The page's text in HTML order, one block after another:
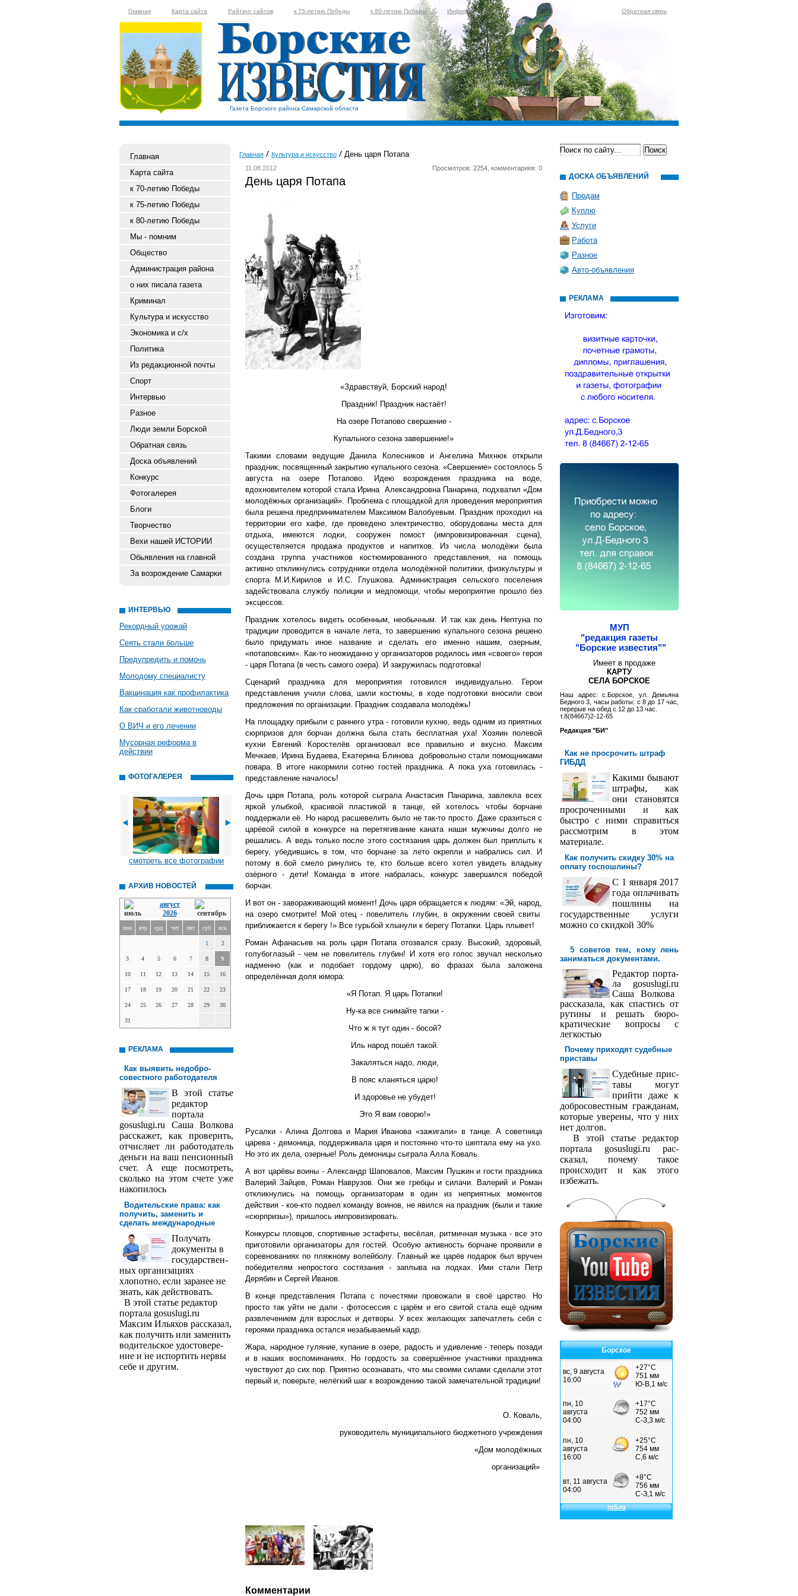
Главная Карта сайта Рейтинг сайтов к 75-летию Победы к 80-летию Победы Информер Обратная связь
Газета Борского района Самарской области
Главная
Карта сайта
к 70-летию Победы
к 75-летию Победы
к 80-летию Победы
Мы - помним
Общество
Администрация района
о них писала газета
Криминал
Культура и искусство
Экономика и с/х
Политика
Из редакционной почты
Спорт
Интервью
Разное
Люди земли Борской
Обратная связь
Доска объявлений
Конкурс
Фотогалерея
Блоги
Творчество
Вехи нашей ИСТОРИИ
Обьявления на главной
За возрождение Самарки
ИНТЕРВЬЮ
Рекордный урожай
Сеять стали больше
Предупредить и помочь
Молодому специалисту
Вакцинация как профилактика
Как сработали животноводы
О ВИЧ и его лечении
Мусорная реформа в
действии
ФОТОГАЛЕРЕЯ
смотреть все фотографии
АРХИВ НОВОСТЕЙ
август
2026
пон втр срд чет пят суб вск
1 2
3 4 5 6 7 8 9
10 11 12 13 14 15 16
17 18 19 20 21 22 23
24 25 26 27 28 29 30
31
РЕКЛАМА
Как выявить недобро­
совестного работодателя
В этой статье
редактор
порта­ла
gosuslugi.ru Саша Волкова
расскажет, как проверить,
отчисляет ли работодатель
деньги на ваш пенсионный
счет. А еще посмотреть,
сколько на этом счете уже
накопилось
Водительские права: как
получить, заменить и
сделать международ­ные
Получать
доку­менты в
государствен­
ных организациях
хлопотно, если заранее не
знать, как действовать.
В этой статье редактор
портала gosuslugi.ru
Максим Ильяхов рассказал,
как получить или заменить
водительское удостовере­
ние и не испортить нервы
себе и другим.
Главная Культура и искусство День царя Потапа
11.08.2012 Просмотров: 2254, комментариев: 0
День царя Потапа
«Здравствуй, Борский народ!
Праздник! Праздник настаёт!
На озере Потапово свершение -
Купального сезона завершение!»
Такими словами ведущие Данила Колесников и Ангелина Михнюк открыли
праздник, посвященный закрытию купального сезона. «Свершение» состоялось 5
августа на озере Потапово. Идею возрождения праздника на воде,
вдохновителем которой стала Ирина Александровна Панарина, подхватил «Дом
молодёжных организаций». Проблема с площадкой для проведения мероприятия
была решена предпринимателем Максимом Валобуевым. Праздник проходил на
территории его кафе, где проведено электричество, оборудованы места для
отдыха, имеются лодки, сооружен помост (импровизированная сцена),
осуществляется продажа продуктов и напитков. Из числа молодёжи была
создана группа участников костюмированного представления, на помощь
активно откликнулись сотрудники отдела молодёжной политики, физкультуры и
спорта М.И.Кирилов и И.С. Глушкова. Администрация сельского поселения
задействовала службу полиции и медпомощи, чтобы мероприятие прошло без
эксцессов.
Праздник хотелось видеть особенным, необычным. И так как день Нептуна по
традиции проводится в начале лета, то завершению купального сезона решено
было придумать иное название и сделать его именно нашим, озерным,
«потаповским». Как-то неожиданно у организаторов родилось имя «своего» героя
- царя Потапа (в честь самого озера). И закружилась подготовка!
Сценарий праздника для мероприятия готовился индивидуально. Герои
представления учили слова, шили костюмы, в ходе подготовки вносили свои
предложения по организации. Праздник создавала молодёжь!
На площадку прибыли с раннего утра - готовили кухню, ведь одним из приятных
сюрпризов для борчан должна была стать бесплатная уха! Хозяин полевой
кухни Евгений Коростелёв организовал все правильно и вкусно. Максим
Мечкаев, Ирина Будаева, Екатерина Блинова
добровольно стали помощниками
повара. В итоге накормили сотню гостей праздника. А пока уха готовилась -
представление началось!
Дочь царя Потапа, роль которой сыграла Анастасия Панарина, завлекла всех
яркой улыбкой, красивой пластикой в танце, ей хотелось чтобы борчане
поддержали её. Но народ расшевелить было не так-то просто. Даже сразиться с
царёвой силой в конкурсе на перетягивание каната наши мужчины долго не
решались. А ведь только после этого состязания царь должен был приплыть к
берегу, убедившись в том, что борчане за лето окрепли и набрались сил. И
потому в бой смело ринулись те, кто больше всего хотел увидеть владыку
озёрного - дети! Команда в итоге набралась, конкурс завершился победой
борчан.
И вот он - завораживающий момент! Дочь царя обращается к людям: «Эй, народ,
на озеро смотрите! Мой отец - повелитель глубин, в окружении своей свиты
приближается к берегу !» Все гурьбой хлынули к берегу Потапки. Царь плывет!
Роман Афанасьев на роль царя Потапа отозвался сразу. Высокий, здоровый,
голубоглазый - чем не повелитель глубин! И хотя его голос звучал несколько
надменно (как и подобает гордому царю), во фразах была заложена
определённая доля юмора:
«Я Потап. Я царь Потапки!
Ну-ка все снимайте тапки -
Что ж я тут один - босой?
Иль народ пошёл такой.
Закаляться надо, люди,
В пояс кланяться царю!
И здоровье не убудет!
Это Я вам говорю!»
Русалки - Алина Долгова и Мария Иванова «зажигали» в танце. А советница
царева - демоница, поддерживала царя и постоянно что-то шептала ему на ухо.
Но это их дела, озерные! Роль демоницы сыграла Алла Коваль.
А вот царёвы воины - Александр Шаповалов, Максим Пушкин и гости праздника
Валерий Зайцев, Роман Наврузов. Они же гребцы и силачи. Валерий и Роман
откликнулись на помощь организаторам в один из неприятных моментов
действия - кое-кто подвел команду воинов, не явился на праздник (были и такие
«сюрпризы»), пришлось импровизировать.
Конкурсы пловцов, спортивные эстафеты, весёлая, ритмичная музыка - все это
приготовили организаторы для гостей. Особую активность борчане проявили в
соревнованиях по пляжному волейболу. Главный же царёв подарок был вручен
победителям непростого состязания - заплыва на лодках. Ими стали Петр
Дерябин и Сергей Иванов.
В конце представления Потапа с почестями провожали в своё царство. Но
просто так уйти не дали - фотосессия с царём и его свитой стала ещё одним
развлечением для взрослых и детворы. У всех желающих запечатлеть себя с
героями праздника остался незабываемый кадр.
Жара, народное гуляние, купание в озере, радость и удивление - теперь позади
и в наших воспоминаниях. Но гордость за совершённое участники праздника
чувствуют до сих пор. Приятно осознавать, что мы своими силами сделали этот
первый и, поверьте, нелёгкий шаг к возрождению такой замечательной традиции!
О. Коваль,
руководитель муниципального бюджетного учреждения
«Дом молодёжных
организаций»
Комментарии
ДОСКА ОБЪЯВЛЕНИЙ
Продам
Куплю
Услуги
Работа
Разное
Авто-объявления
РЕКЛАМА
МУП
"редакция газеты
"Борские известия""
Имеет в продаже
КАРТУ
СЕЛА БОРСКОЕ
Наш адрес: с.Борское, ул. Демьяна
Бедного 3, часы работы: с 8 до 17 час,
перерыв на обед с 12 до 13 час.
т.8(84667)2-12-65
Редакция "БИ"
Как не просрочить штраф
ГИБДД
Какими бывают
штрафы, как
они становятся
просроченными и как
быстро с ними справиться
рассмотрим в этом
материале.
Как получить скидку 30% на
оплату госпош­лины?
С 1 января 2017
года оплачивать
пошлины на
государственные услуги
можно со скидкой 30%
5 советов тем, кому лень
заниматься документами.
Редактор порта­
ла gosuslugi.ru
Саша Волкова
рассказала, как спастись от
рутины и решать бюро­
кратические вопросы с
легкостью
Почему приходят судебные
приставы
Судебные прис­
тавы могут
прийти даже к
добросовестным гражданам,
которые уверены, что у них
нет долгов.
В этой статье редактор
портала gosuslugi.ru рас­
сказал, почему такое
происходит и как этого
избежать.
Борское